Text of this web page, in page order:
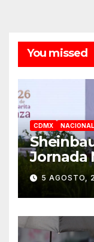
You missed
CDMX NACIONAL
Jornada
5 AGOSTO,